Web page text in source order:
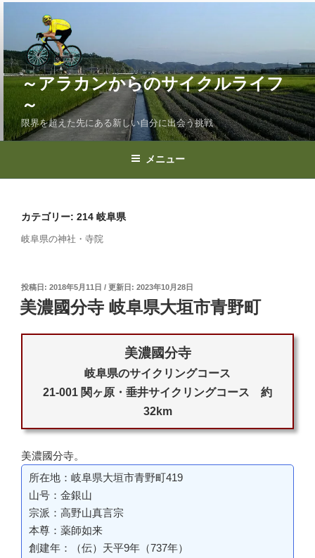
ン
ツ
キ
ッ
～アラカンからのサイクルライフ
～
限界を超えた先にある新しい自分に出会う挑戦
メニュー
カテゴリー: 214 岐阜県
岐阜県の神社・寺院
投
稿
日:
2018年5月11日 2023年10月28日
美濃國分寺 岐阜県大垣市青野町
美濃國分寺
岐阜県のサイクリングコース
21-001 関ヶ原・垂井サイクリングコース 約
32km
美濃國分寺。
所在地：岐阜県大垣市青野町419
山号：金銀山
宗派：高野山真言宗
本尊：薬師如来
創建年：（伝）天平9年（737年）